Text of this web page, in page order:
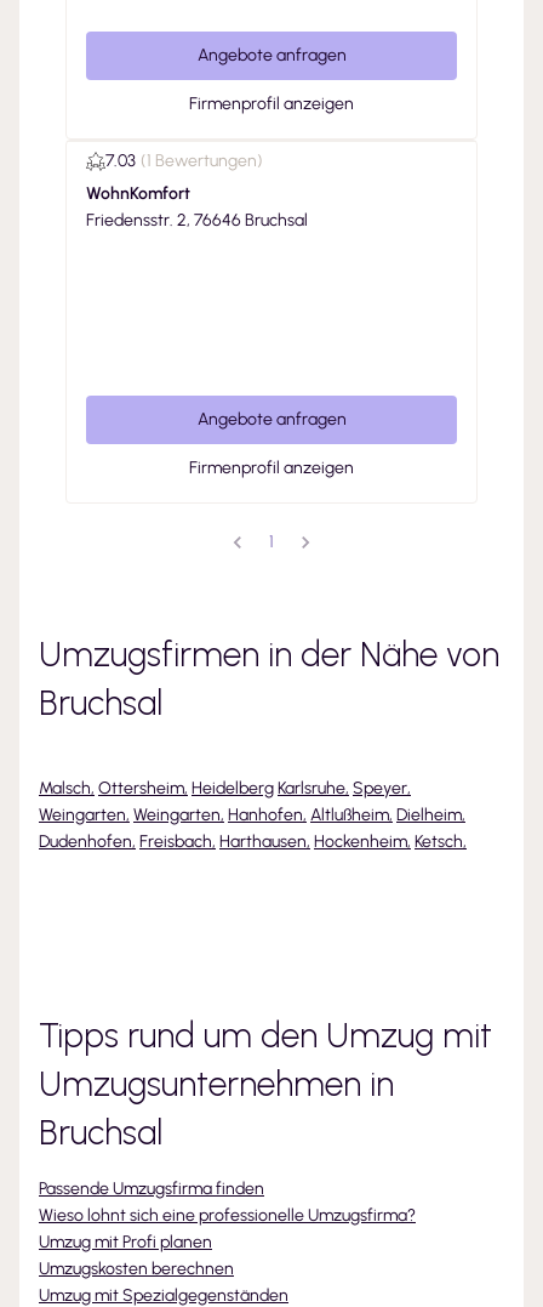
Angebote anfragen
Firmenprofil anzeigen
7.03 (1 Bewertungen)
WohnKomfort
Friedensstr. 2, 76646 Bruchsal
Angebote anfragen
Firmenprofil anzeigen
1
Umzugsfirmen in der Nähe von
Bruchsal
Malsch, Ottersheim, HeidelbergKarlsruhe, Speyer,
Weingarten, Weingarten, Hanhofen, Altlußheim, Dielheim,
Dudenhofen, Freisbach, Harthausen, Hockenheim, Ketsch,
Tipps rund um den Umzug mit
Umzugsunternehmen in
Bruchsal
Passende Umzugsfirma finden
Wieso lohnt sich eine professionelle Umzugsfirma?
Umzug mit Profi planen
Umzugskosten berechnen
Umzug mit Spezialgegenständen